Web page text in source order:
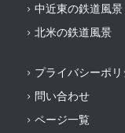
中近東の鉄道風景
北米の鉄道風景
プライバシーポリ
問い合わせ
ページ一覧